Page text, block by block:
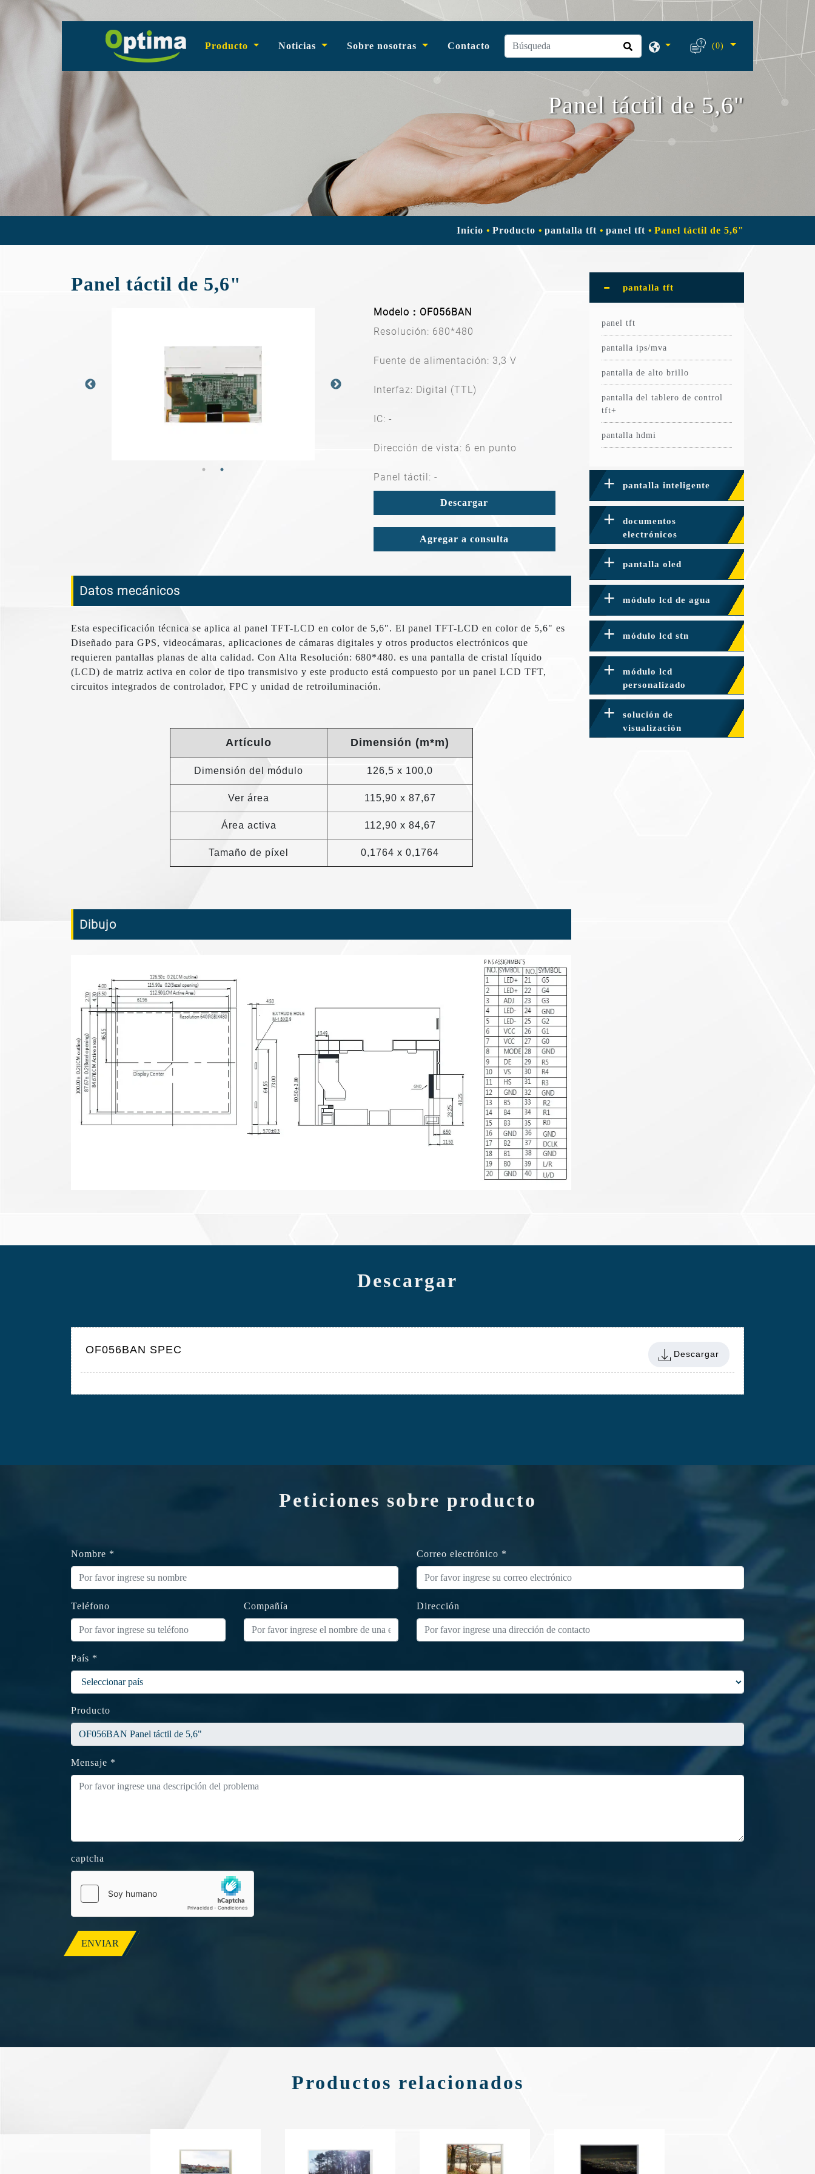
Sobre nosotras
Producto Noticias Contacto (0)
Panel táctil de 5,6"
Inicio Producto pantalla tft panel tft Panel táctil de 5,6"
pantalla tft
panel tft
pantalla ips/mva
pantalla de alto brillo
pantalla del tablero de control
tft+
pantalla hdmi
pantalla inteligente
documentos
electrónicos
pantalla oled
módulo lcd de agua
módulo lcd stn
módulo lcd
personalizado
solución de
visualización
Panel táctil de 5,6"
Modelo：OF056BAN
Resolución: 680*480
Fuente de alimentación: 3,3 V
Interfaz: Digital (TTL)
IC: -
Dirección de vista: 6 en punto
Panel táctil: -
Descargar
Agregar a consulta
Datos mecánicos
Esta especificación técnica se aplica al panel TFT-LCD en color de 5,6". El panel TFT-LCD en color de 5,6" es
Diseñado para GPS, videocámaras, aplicaciones de cámaras digitales y otros productos electrónicos que
requieren pantallas planas de alta calidad. Con Alta Resolución: 680*480. es una pantalla de cristal líquido
(LCD) de matriz activa en color de tipo transmisivo y este producto está compuesto por un panel LCD TFT,
circuitos integrados de controlador, FPC y unidad de retroiluminación.
Artículo Dimensión (m*m)
Dimensión del módulo 126,5 x 100,0
Ver área 115,90 x 87,67
Área activa 112,90 x 84,67
Tamaño de píxel 0,1764 x 0,1764
Dibujo
Descargar
OF056BAN SPEC Descargar
Peticiones sobre producto
Nombre * Correo electrónico *
Teléfono Compañía Dirección
País *
Producto
Mensaje *
captcha
ENVIAR
Productos relacionados